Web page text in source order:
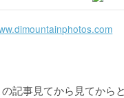
の記事見てから見てから